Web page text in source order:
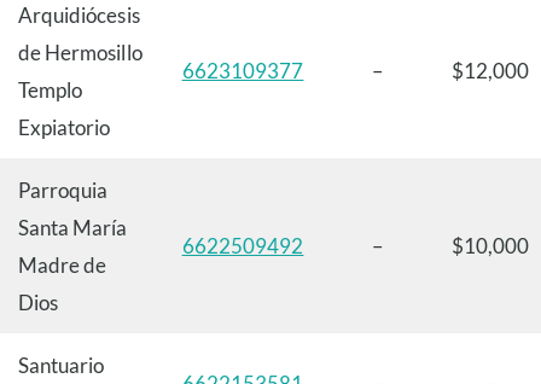
Arquidiócesis
de Hermosillo
Templo
Expiatorio
6623109377 – $12,000
Parroquia
Santa María
Madre de
Dios
6622509492 – $10,000
Santuario